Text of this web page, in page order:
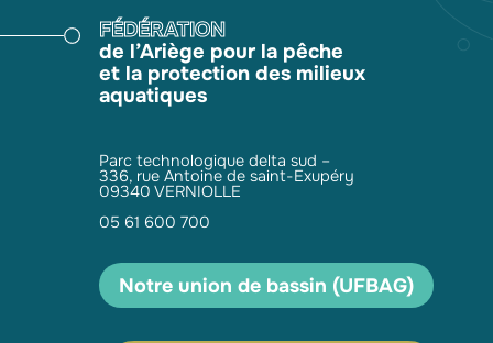
FÉDÉRATION
de l’Ariège pour la pêche
et la protection des milieux
aquatiques
Parc technologique delta sud –
336, rue Antoine de saint-Exupéry
09340 VERNIOLLE
05 61 600 700
Notre union de bassin (UFBAG)